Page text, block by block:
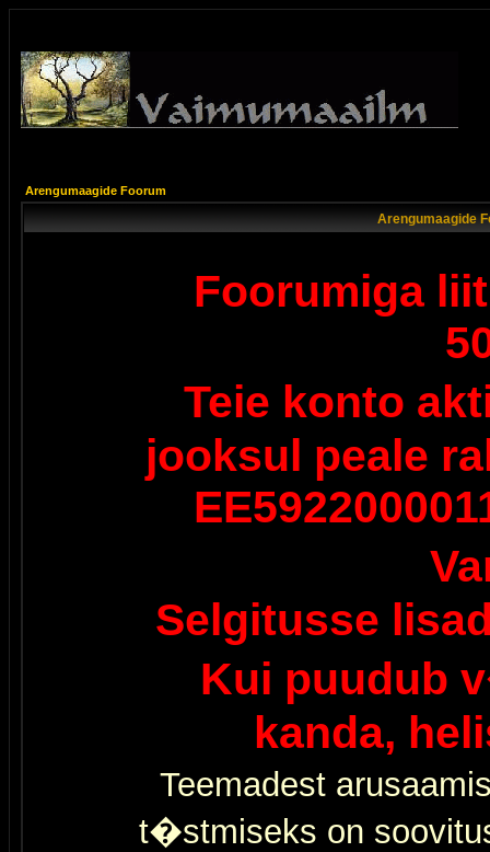
Arengumaagide Foorum
Arengumaagide
Foorumiga
Teie konto
jooksul peale
Selgitusse
Kui puudub
kanda,
Teemadest
t�stmiseks on